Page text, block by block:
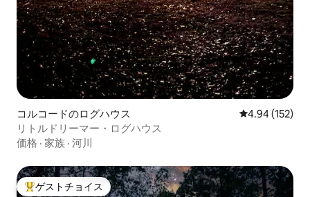
コルコードのログハウス レビュー152
4.94 (152)
リトルドリーマー・ログハウス
価格 · 家族 · 河川
大好評のゲストチョイスです。
ゲストチョイス